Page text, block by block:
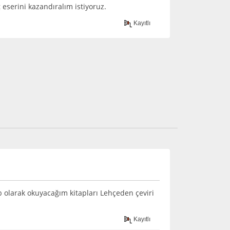
kazandıralım istiyoruz.
Kayıtlı
okuyacağım kitapları Lehçeden çeviri
Kayıtlı